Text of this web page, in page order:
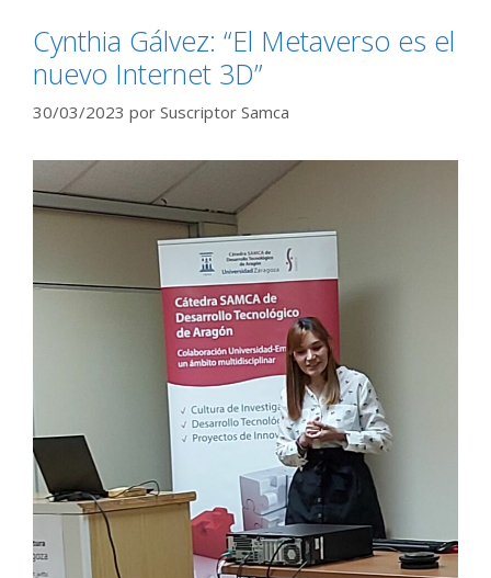
Cynthia Gálvez: “El Metaverso es el
nuevo Internet 3D”
30/03/2023 por Suscriptor Samca